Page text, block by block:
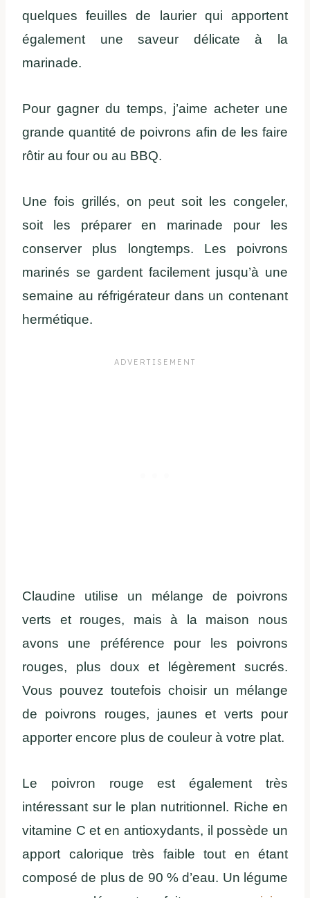
quelques feuilles de laurier qui apportent
également une saveur délicate à la
marinade.
Pour gagner du temps, j’aime acheter une
grande quantité de poivrons afin de les faire
rôtir au four ou au BBQ.
Une fois grillés, on peut soit les congeler,
soit les préparer en marinade pour les
conserver plus longtemps. Les poivrons
marinés se gardent facilement jusqu’à une
semaine au réfrigérateur dans un contenant
hermétique.
Claudine utilise un mélange de poivrons
verts et rouges, mais à la maison nous
avons une préférence pour les poivrons
rouges, plus doux et légèrement sucrés.
Vous pouvez toutefois choisir un mélange
de poivrons rouges, jaunes et verts pour
apporter encore plus de couleur à votre plat.
Le poivron rouge est également très
intéressant sur le plan nutritionnel. Riche en
vitamine C et en antioxydants, il possède un
apport calorique très faible tout en étant
composé de plus de 90 % d’eau. Un légume